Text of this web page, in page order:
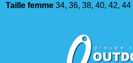
Taille femme 34, 36, 38, 40, 42, 44